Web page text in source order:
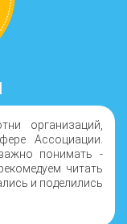
организаций,
Ассоциации.
понимать -
читать
и поделились